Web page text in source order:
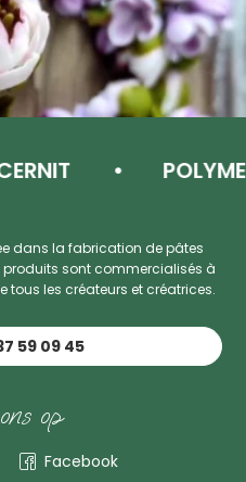
dans la fabrication de pâtes
produits sont commercialisés à
tous les créateurs et créatrices.
59 09 45
op
Facebook